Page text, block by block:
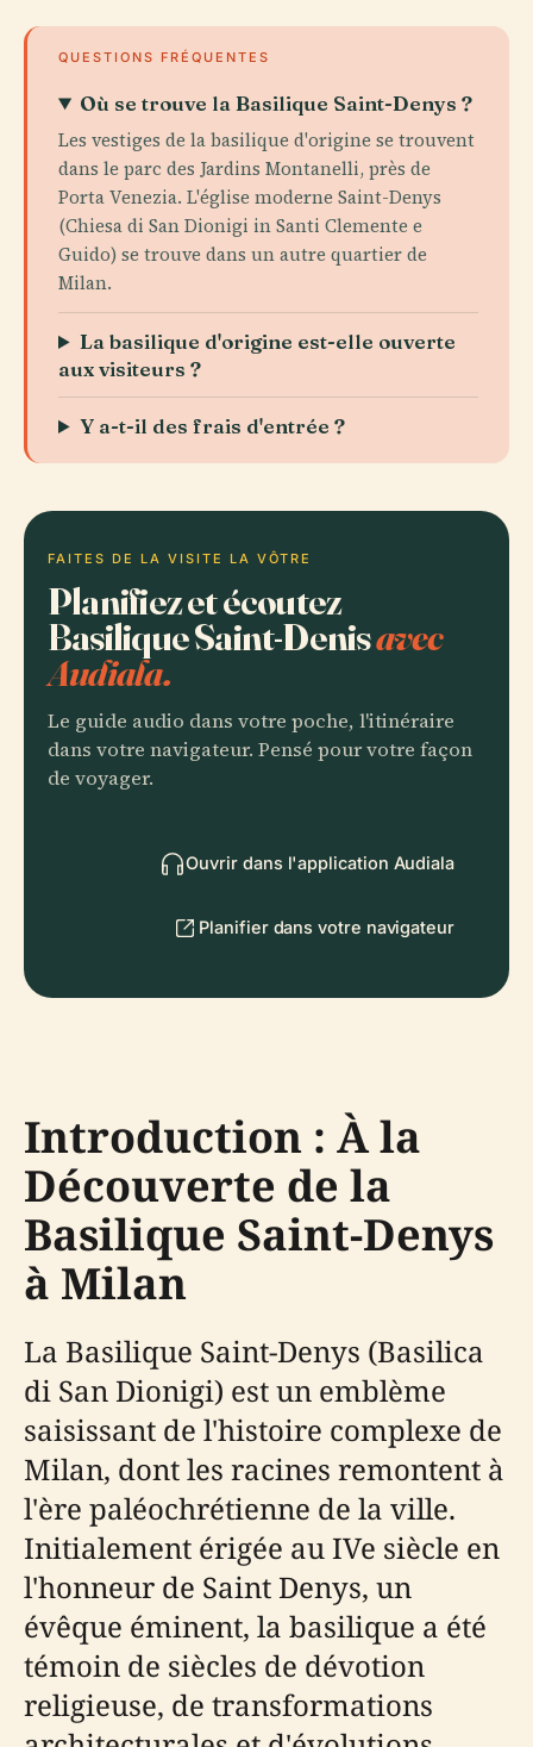
QUESTIONS FRÉQUENTES
Où se trouve la Basilique Saint-Denys ?
Les vestiges de la basilique d'origine se trouvent
dans le parc des Jardins Montanelli, près de
Porta Venezia. L'église moderne Saint-Denys
(Chiesa di San Dionigi in Santi Clemente e
Guido) se trouve dans un autre quartier de
Milan.
La basilique d'origine est-elle ouverte
aux visiteurs ?
Y a-t-il des frais d'entrée ?
FAITES DE LA VISITE LA VÔTRE
Planifiez et écoutez
Basilique Saint-Denisavec
Audiala.
Le guide audio dans votre poche, l'itinéraire
dans votre navigateur. Pensé pour votre façon
de voyager.
Ouvrir dans l'application Audiala
Planifier dans votre navigateur
Introduction : À la
Découverte de la
Basilique Saint-Denys
à Milan
La Basilique Saint-Denys (Basilica
di San Dionigi) est un emblème
saisissant de l'histoire complexe de
Milan, dont les racines remontent à
l'ère paléochrétienne de la ville.
Initialement érigée au IVe siècle en
l'honneur de Saint Denys, un
évêque éminent, la basilique a été
témoin de siècles de dévotion
religieuse, de transformations